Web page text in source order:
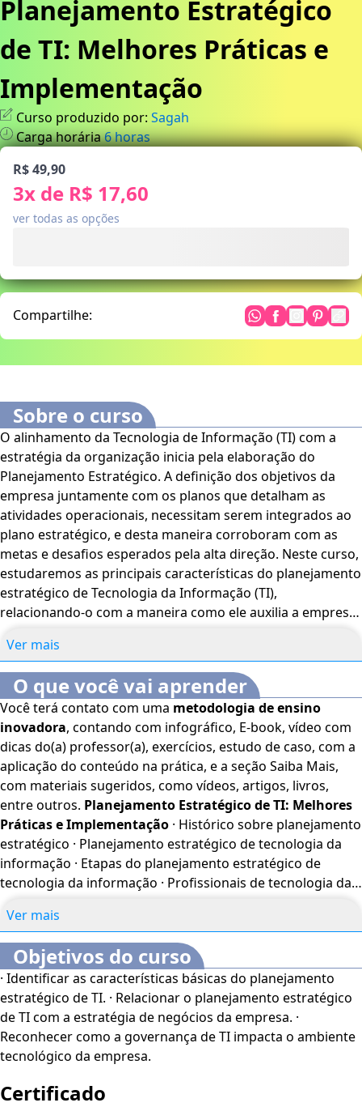
Planejamento Estratégico
de TI: Melhores Práticas e
Implementação
Curso produzido por: Sagah
Carga horária6horas
R$ 49,90
3x de R$ 17,60
ver todas as opções
Compartilhe:
Sobre o curso
O alinhamento da Tecnologia de Informação (TI) com a
estratégia da organização inicia pela elaboração do
Planejamento Estratégico. A definição dos objetivos da
empresa juntamente com os planos que detalham as
atividades operacionais, necessitam serem integrados ao
plano estratégico, e desta maneira corroboram com as
metas e desafios esperados pela alta direção. Neste curso,
estudaremos as principais características do planejamento
estratégico de Tecnologia da Informação (TI),
relacionando-o com a maneira como ele auxilia a empresa
sua relação com a governança de TI no ambiente
Online Planejamento Estratégico de TI: Melhores
Práticas e Implementação é voltado para profissionais e
estudantes da área de Tecnologia, além de interessados
no assunto. Este curso dispõe dos seguintes recursos de
acessibilidade: cores em alto-contraste, aumento de fonte
e tradução automática mediante a Língua Brasileira de
Sinais (Libras). Para ativar esses recursos, acesse "minha
conta" do lado direito da tela na parte superior e habilite
de acordo com sua necessidade.O conteúdo do curso
ficará disponível por até 120 dias após a compra.
Ver mais
O que você vai aprender
Você terá contato com uma metodologia de ensino
inovadora, contando com infográfico, E-book, vídeo com
dicas do(a) professor(a), exercícios, estudo de caso, com a
aplicação do conteúdo na prática, e a seção Saiba Mais,
com materiais sugeridos, como vídeos, artigos, livros,
entre outros. Planejamento Estratégico de TI: Melhores
Práticas e Implementação · Histórico sobre planejamento
estratégico · Planejamento estratégico de tecnologia da
informação · Etapas do planejamento estratégico de
tecnologia da informação · Profissionais de tecnologia da
Ver mais
Objetivos do curso
· Identificar as características básicas do planejamento
estratégico de TI. · Relacionar o planejamento estratégico
de TI com a estratégia de negócios da empresa. ·
Reconhecer como a governança de TI impacta o ambiente
tecnológico da empresa.
Certificado